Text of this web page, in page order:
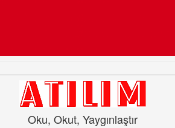
Oku, Okut, Yaygınlaştır